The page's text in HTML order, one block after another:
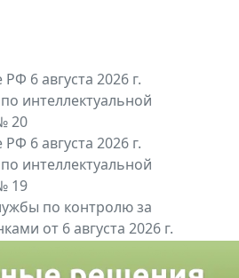
6 августа 2026 г.
интеллектуальной
20
6 августа 2026 г.
интеллектуальной
19
по контролю за
от 6 августа 2026 г.
алкогольной...